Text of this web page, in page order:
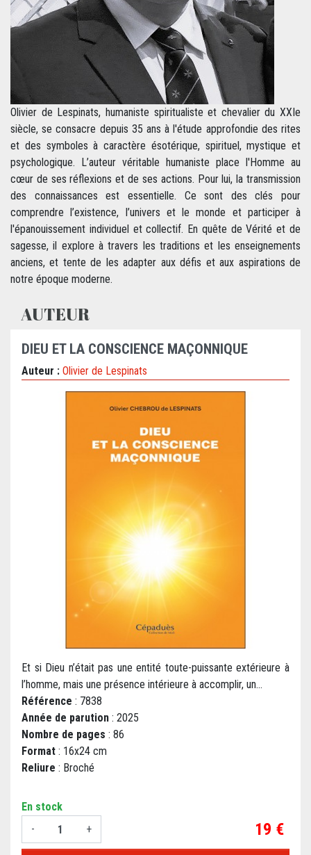
Olivier de Lespinats, humaniste spiritualiste et chevalier du XXIe
siècle, se consacre depuis 35 ans à l'étude approfondie des rites
et des symboles à caractère ésotérique, spirituel, mystique et
psychologique. L’auteur véritable humaniste place l'Homme au
cœur de ses réflexions et de ses actions. Pour lui, la transmission
des connaissances est essentielle. Ce sont des clés pour
comprendre l’existence, l’univers et le monde et participer à
l'épanouissement individuel et collectif. En quête de Vérité et de
sagesse, il explore à travers les traditions et les enseignements
anciens, et tente de les adapter aux défis et aux aspirations de
notre époque moderne.
AUTEUR
DIEU ET LA CONSCIENCE MAÇONNIQUE
Auteur : Olivier de Lespinats
Et si Dieu n’était pas une entité toute-puissante extérieure à
l’homme, mais une présence intérieure à accomplir, un...
Référence : 7838
Année de parution : 2025
Nombre de pages : 86
Format : 16x24 cm
Reliure : Broché
En stock
-
+ Prix
19 €